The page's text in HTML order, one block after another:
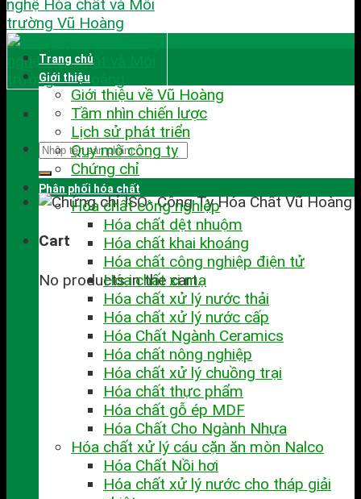
Cart
No products in the cart.
Trang chủ
Giới thiệu
Giới thiệu về Vũ Hoàng
Tầm nhìn chiến lược
Lịch sử phát triển
Quy mô công ty
Chứng chỉ
Phân phối hóa chất
Hóa chất công nghiệp
Hóa chất dệt nhuộm
Hóa chất khai khoáng
Hóa chất công nghiệp điện tử
Hóa chất xi mạ
Hóa chất xử lý nước thải
Hóa chất xử lý nước cấp
Hóa Chất Ngành Ceramics
Hóa chất nông nghiệp
Hóa chất xử lý chuồng trại
Hóa chất thực phẩm
Hóa chất gỗ ép MDF
Hóa Chất Cho Ngành Nhựa
Hóa chất xử lý cáu cặn ăn mòn Nalco
Hóa Chất Nồi hơi
Hóa chất xử lý nước cho tháp giải